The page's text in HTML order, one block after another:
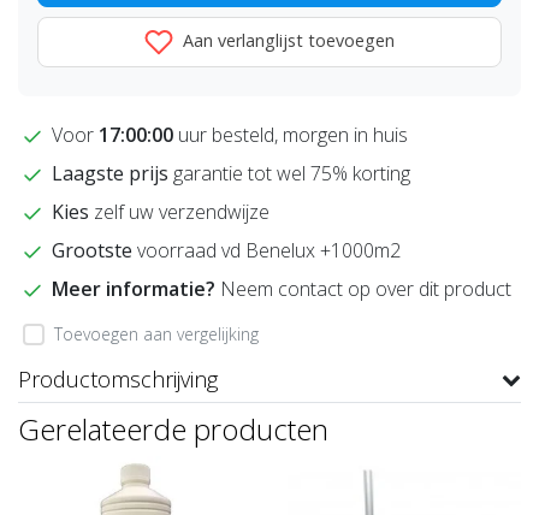
Aan verlanglijst toevoegen
Voor 17:00:00 uur besteld, morgen in huis
Laagste prijs garantie tot wel 75% korting
Kies zelf uw verzendwijze
Grootste voorraad vd Benelux +1000m2
Meer informatie? Neem contact op over dit product
Toevoegen aan vergelijking
Productomschrijving
Gerelateerde producten